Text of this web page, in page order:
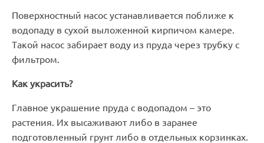
Поверхностный насос устанавливается поближе к
водопаду в сухой выложенной кирпичом камере.
Такой насос забирает воду из пруда через трубку с
фильтром.
Как украсить?
Главное украшение пруда с водопадом – это
растения. Их высаживают либо в заранее
подготовленный грунт либо в отдельных корзинках.